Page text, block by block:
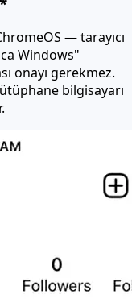
— tarayıcı
Windows"
onayı gerekmez.
bilgisayarı